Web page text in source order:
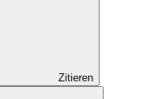
Zitieren